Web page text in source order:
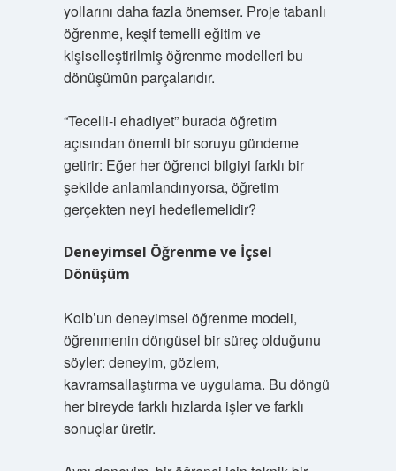
yollarını daha fazla önemser. Proje tabanlı
öğrenme, keşif temelli eğitim ve
kişiselleştirilmiş öğrenme modelleri bu
dönüşümün parçalarıdır.
“Tecelli-i ehadiyet” burada öğretim
açısından önemli bir soruyu gündeme
getirir: Eğer her öğrenci bilgiyi farklı bir
şekilde anlamlandırıyorsa, öğretim
gerçekten neyi hedeflemelidir?
Deneyimsel Öğrenme ve İçsel
Dönüşüm
Kolb’un deneyimsel öğrenme modeli,
öğrenmenin döngüsel bir süreç olduğunu
söyler: deneyim, gözlem,
kavramsallaştırma ve uygulama. Bu döngü
her bireyde farklı hızlarda işler ve farklı
sonuçlar üretir.